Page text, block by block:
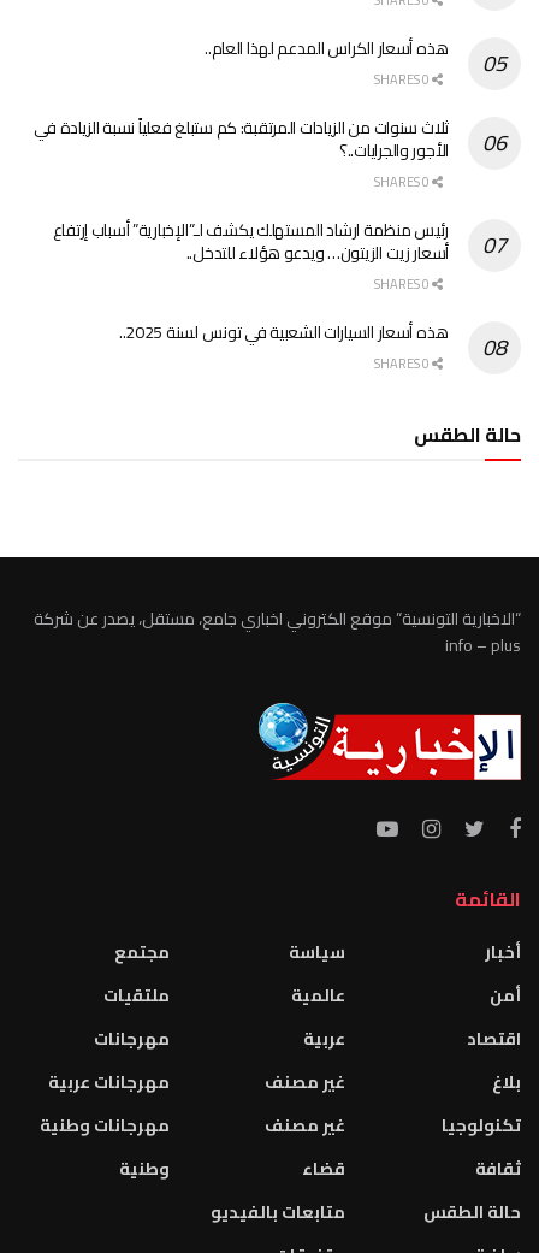
هذه أسعار الكراس المدعم لهذا العام..
ثلاث سنوات من الزيادات المرتقبة: كم ستبلغ فعلياً نسبة الزيادة في
الأجور والجرايات..؟
رئيس منظمة ارشاد المستهلك يكشف لـ”الإخبارية” أسباب إرتفاع
أسعار زيت الزيتون… ويدعو هؤلاء للتدخل..
هذه أسعار السيارات الشعبية في تونس لسنة 2025..
حالة الطقس
“الاخبارية التونسية” موقع الكتروني اخباري جامع، مستقل، يصدر عن شركة
info – plus
القائمة
أخبار
أمن
اقتصاد
بلاغ
تكنولوجيا
ثقافة
حالة الطقس
سياسة
عالمية
عربية
غير مصنف
غير مصنف
قضاء
متابعات بالفيديو
مجتمع
ملتقيات
مهرجانات
مهرجانات عربية
مهرجانات وطنية
وطنية